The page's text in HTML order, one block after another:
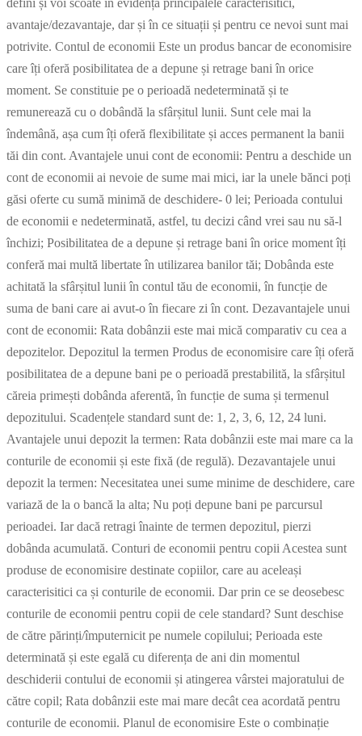
avantaje/dezavantaje, dar și în ce situații și pentru ce nevoi sunt mai
potrivite. Contul de economii Este un produs bancar de economisire
care îți oferă posibilitatea de a depune și retrage bani în orice
moment. Se constituie pe o perioadă nedeterminată și te
remunerează cu o dobândă la sfârșitul lunii. Sunt cele mai la
îndemână, așa cum îți oferă flexibilitate și acces permanent la banii
tăi din cont. Avantajele unui cont de economii: Pentru a deschide un
cont de economii ai nevoie de sume mai mici, iar la unele bănci poți
găsi oferte cu sumă minimă de deschidere- 0 lei; Perioada contului
de economii e nedeterminată, astfel, tu decizi când vrei sau nu să-l
închizi; Posibilitatea de a depune și retrage bani în orice moment îți
conferă mai multă libertate în utilizarea banilor tăi; Dobânda este
achitată la sfârșitul lunii în contul tău de economii, în funcție de
suma de bani care ai avut-o în fiecare zi în cont. Dezavantajele unui
cont de economii: Rata dobânzii este mai mică comparativ cu cea a
depozitelor. Depozitul la termen Produs de economisire care îți oferă
posibilitatea de a depune bani pe o perioadă prestabilită, la sfârșitul
căreia primești dobânda aferentă, în funcție de suma și termenul
depozitului. Scadențele standard sunt de: 1, 2, 3, 6, 12, 24 luni.
Avantajele unui depozit la termen: Rata dobânzii este mai mare ca la
conturile de economii și este fixă (de regulă). Dezavantajele unui
depozit la termen: Necesitatea unei sume minime de deschidere, care
variază de la o bancă la alta; Nu poți depune bani pe parcursul
perioadei. Iar dacă retragi înainte de termen depozitul, pierzi
dobânda acumulată. Conturi de economii pentru copii Acestea sunt
produse de economisire destinate copiilor, care au aceleași
caracterisitici ca și conturile de economii. Dar prin ce se deosebesc
conturile de economii pentru copii de cele standard? Sunt deschise
de către părinți/împuternicit pe numele copilului; Perioada este
determinată și este egală cu diferența de ani din momentul
deschiderii contului de economii și atingerea vârstei majoratului de
către copil; Rata dobânzii este mai mare decât cea acordată pentru
conturile de economii. Planul de economisire Este o combinație